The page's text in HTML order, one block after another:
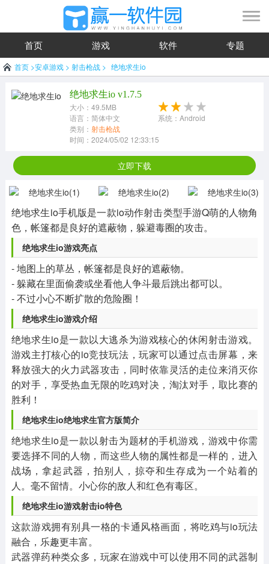
首页 游戏 软件 专题
首页 >安卓游戏 > 射击枪战 > 绝地求生io
绝地求生io v1.7.5
大小：49.5MB
语言：简体中文
系统：Android
类别： 射击枪战
时间：2024/05/02 12:33:15
立即下载
绝地求生io手机版是一款io动作射击类型手游Q萌的人物角
色，帐篷都是良好的遮蔽物，躲避毒圈的攻击。
绝地求生io游戏亮点
- 地图上的草丛，帐篷都是良好的遮蔽物。
- 躲藏在里面偷袭或坐看他人争斗最后跳出都可以。
- 不过小心不断扩散的危险圈！
绝地求生io游戏介绍
绝地求生io是一款以大逃杀为游戏核心的休闲射击游戏。
游戏主打核心的io竞技玩法，玩家可以通过点击屏幕，来
释放强大的火力武器攻击，同时依靠灵活的走位来消灭你
的对手，享受热血无限的吃鸡对决，淘汰对手，取比赛的
胜利！
绝地求生io绝地求生官方版简介
绝地求生io是一款以射击为题材的手机游戏，游戏中你需
要选择不同的人物，而这些人物的属性都是一样的，进入
战场，拿起武器，拍别人，掠夺和生存成为一个站着的
人。毫不留情。小心你的敌人和红色有毒区。
绝地求生io游戏射击io特色
这款游戏拥有别具一格的卡通风格画面，将吃鸡与io玩法
融合，乐趣更丰富。
武器弹药种类众多，玩家在游戏中可以使用不同的武器制